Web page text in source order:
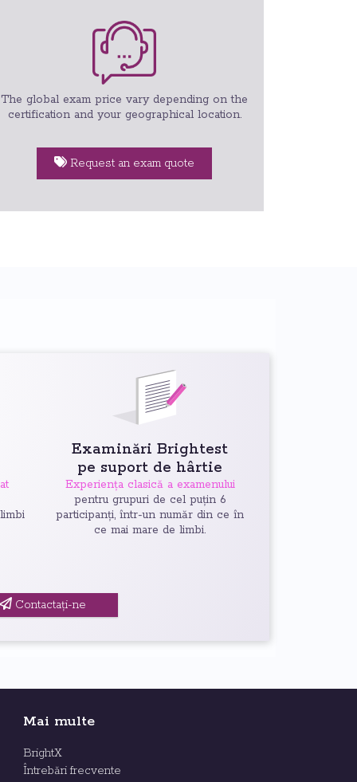
The global exam price vary depending on the
certification and your geographical location.
Request an exam quote
Examinări Brightest
pe suport de hârtie
Experiența clasică a examenului
pentru grupuri de cel puțin 6
participanți, într-un număr din ce în
ce mai mare de limbi.
Contactați-ne
Mai multe
BrightX
Întrebări frecvente